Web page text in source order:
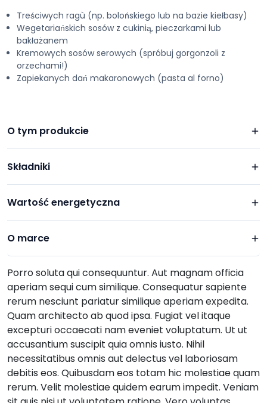
Treściwych ragù (np. bolońskiego lub na bazie kiełbasy)
Wegetariańskich sosów z cukinią, pieczarkami lub
bakłażanem
Kremowych sosów serowych (spróbuj gorgonzoli z
orzechami!)
Zapiekanych dań makaronowych (pasta al forno)
O tym produkcie
Składniki
Wartość energetyczna
O marce
Porro soluta qui consequuntur. Aut magnam officia
aperiam sequi cum similique. Consequatur sapiente
rerum nesciunt pariatur similique aperiam expedita.
Quam architecto ab quod ipsa. Fugiat vel itaque
excepturi occaecati nam eveniet voluptatum. Ut ut
accusantium suscipit quia omnis iusto. Nihil
necessitatibus omnis aut delectus vel laboriosam
debitis eos. Quibusdam eos totam hic molestiae quam
rerum. Velit molestiae quidem earum impedit. Veniam